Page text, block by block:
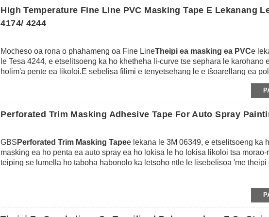
lokela ho lula bo hloekile ka ho feletseng 'me bo sa amehe.GBS e khona ho
mahareng le a holimo ho latela litlhoko tsa bareki hape e fana ka metsu ea
tseba ka potlako tataiso e bentšitsoeng ea filimi ea laser ea tšepe e sa
High Temperature Fine Line PVC Masking Tape E Lekanang
4174/ 4244
Mocheso oa rona o phahameng oa Fine LineTheipi ea masking ea PVCe
le Tesa 4244, e etselitsoeng ka ho khetheha li-curve tse sephara le karohano
holim'a pente ea likoloi.E sebelisa filimi e tenyetsehang le e tšoarellang ea
ka sejari 'me e koahetsoe ka sekhomaretsi sa rabara sa tlhaho.Theipi e na le
hanyetsanang le mocheso o phahameng (hoo e ka bang 150 ℃) bakeng sa
tumellano e ntle ea ho khomarela libakeng tse boreleli kapa tse sa leka-
Perforated Trim Masking Adhesive Tape For Auto Spray
GBS Perforated Trim Masking Tapee lekana le 3M 06349, e etselitsoeng ka
masking ea ho penta ea auto spray ea ho lokisa le ho lokisa likoloi tsa
teiping se lumella ho taboha habonolo ka letsoho ntle le lisebelisoa 'me